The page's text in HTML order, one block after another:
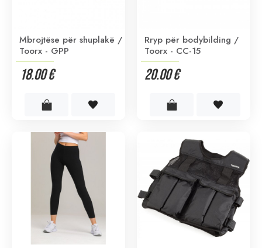
Mbrojtëse për shuplakë /
Toorx - GPP
18.00 €
Rryp për bodybilding /
Toorx - CC-15
20.00 €